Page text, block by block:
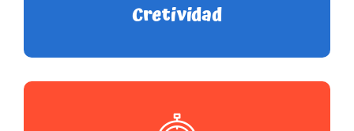
Cretividad